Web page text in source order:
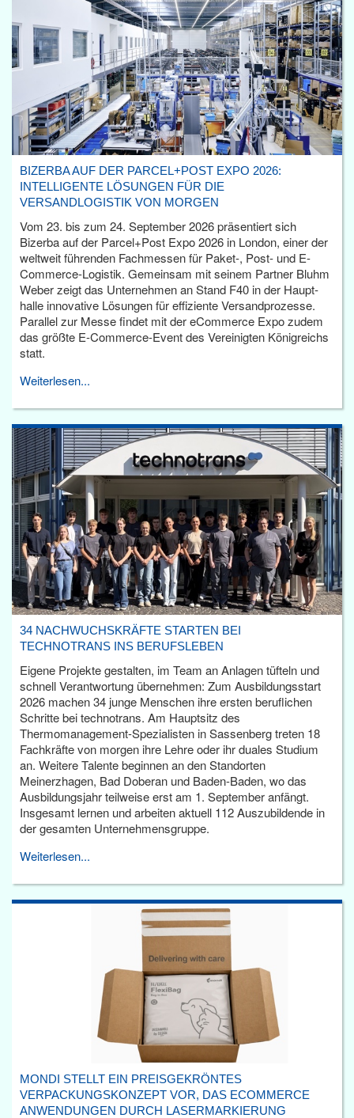
BIZERBA AUF DER PARCEL+POST EXPO 2026:
INTELLIGENTE LÖSUNGEN FÜR DIE
VERSANDLOGISTIK VON MORGEN
Vom 23. bis zum 24. September 2026 präsentiert sich
Bizerba auf der Parcel+Post Expo 2026 in London, einer der
weltweit führenden Fachmessen für Paket-, Post- und E-
Commerce-Logistik. Gemeinsam mit seinem Partner Bluhm
Weber zeigt das Unternehmen an Stand F40 in der Haupt­
halle innovative Lösungen für effiziente Versandprozesse.
Parallel zur Messe findet mit der eCommerce Expo zudem
das größte E-Commerce-Event des Vereinigten Königreichs
statt.
Weiterlesen...
34 NACHWUCHSKRÄFTE STARTEN BEI
TECHNOTRANS INS BERUFSLEBEN
Eigene Projekte gestalten, im Team an Anlagen tüfteln und
schnell Verantwortung übernehmen: Zum Ausbildungsstart
2026 machen 34 junge Menschen ihre ersten beruflichen
Schritte bei technotrans. Am Hauptsitz des
Thermomanagement-Spezialisten in Sassenberg treten 18
Fachkräfte von morgen ihre Lehre oder ihr duales Studium
an. Weitere Talente beginnen an den Standorten
Meinerzhagen, Bad Doberan und Baden-Baden, wo das
Ausbildungsjahr teilweise erst am 1. September anfängt.
Insgesamt lernen und arbeiten aktuell 112 Auszubildende in
der gesamten Unternehmensgruppe.
Weiterlesen...
MONDI STELLT EIN PREISGEKRÖNTES
VERPACKUNGSKONZEPT VOR, DAS ECOMMERCE
ANWENDUNGEN DURCH LASERMARKIERUNG